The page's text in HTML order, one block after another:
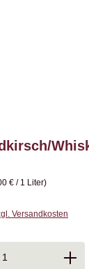
ein oder
€ / 1 Liter)
Versandkosten
Gib